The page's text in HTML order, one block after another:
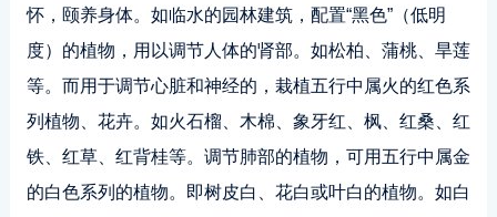
怀，颐养身体。如临水的园林建筑，配置“黑色”（低明
度）的植物，用以调节人体的肾部。如松柏、蒲桃、旱莲
等。而用于调节心脏和神经的，栽植五行中属火的红色系
列植物、花卉。如火石榴、木棉、象牙红、枫、红桑、红
铁、红草、红背桂等。调节肺部的植物，可用五行中属金
的白色系列的植物。即树皮白、花白或叶白的植物。如白